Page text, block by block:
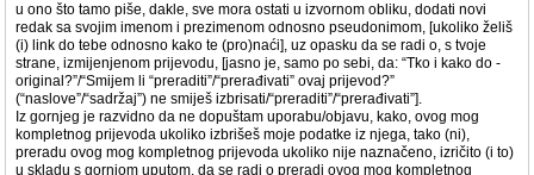
u ono što tamo piše, dakle, sve mora ostati u izvornom obliku, dodati novi
redak sa svojim imenom i prezimenom odnosno pseudonimom, [ukoliko želiš
(i) link do tebe odnosno kako te (pro)naći], uz opasku da se radi o, s tvoje
strane, izmijenjenom prijevodu, [jasno je, samo po sebi, da: “Tko i kako do -
original?”/“Smijem li “preraditi”/“prerađivati” ovaj prijevod?”
(“naslove”/“sadržaj”) ne smiješ izbrisati/“preraditi”/“prerađivati”].
Iz gornjeg je razvidno da ne dopuštam uporabu/objavu, kako, ovog mog
kompletnog prijevoda ukoliko izbrišeš moje podatke iz njega, tako (ni),
preradu ovog mog kompletnog prijevoda ukoliko nije naznačeno, izričito (i to)
u skladu s gornjom uputom, da se radi o preradi ovog mog kompletnog